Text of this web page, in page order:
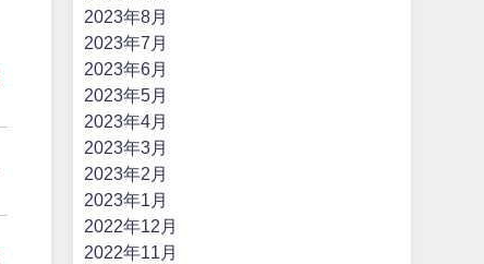
2023年8月
2023年7月
2023年6月
2023年5月
2023年4月
2023年3月
2023年2月
2023年1月
2022年12月
2022年11月